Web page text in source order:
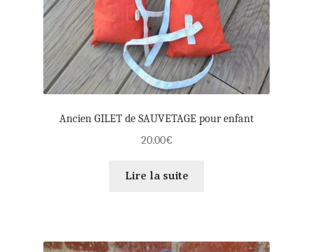
Ancien GILET de SAUVETAGE pour enfant
20.00€
Lire la suite